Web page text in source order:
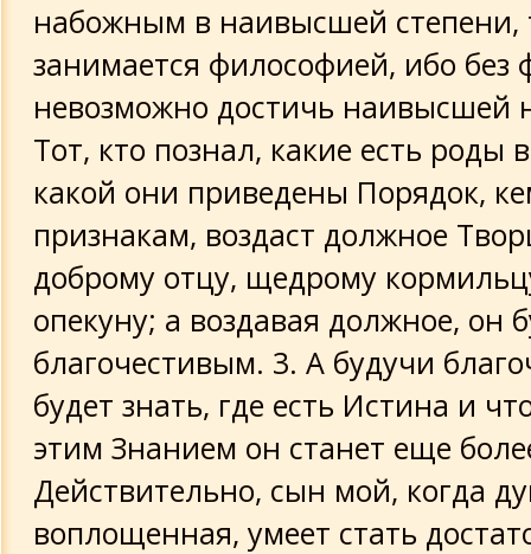
набожным в наивысшей степени,
занимается философией, ибо без
невозможно достичь наивысшей
Тот, кто познал, какие есть роды
какой они приведены Порядок,
признакам, воздаст должное
доброму отцу, щедрому
опекуну; а воздавая должное, он
благочестивым. 3. А будучи
будет знать, где есть Истина и
этим Знанием он станет еще
Действительно, сын мой, когда
воплощенная, умеет стать